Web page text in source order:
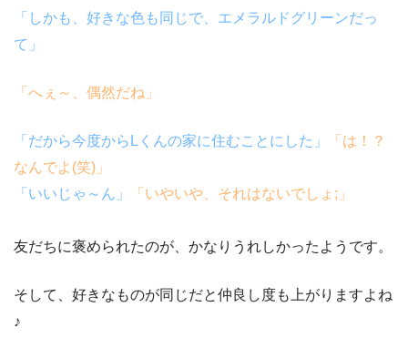
「しかも、好きな色も同じで、エメラルドグリーンだっ
て」
「へぇ～、偶然だね」
「だから今度から L くんの家に住むことにした」
「は！？
なんでよ (笑) 」
「いいじゃ～ん」
「いやいや、それはないでしょ ; 」
友だちに褒められたのが、かなりうれしかったようです。
そして、好きなものが同じだと仲良し度も上がりますよね
♪